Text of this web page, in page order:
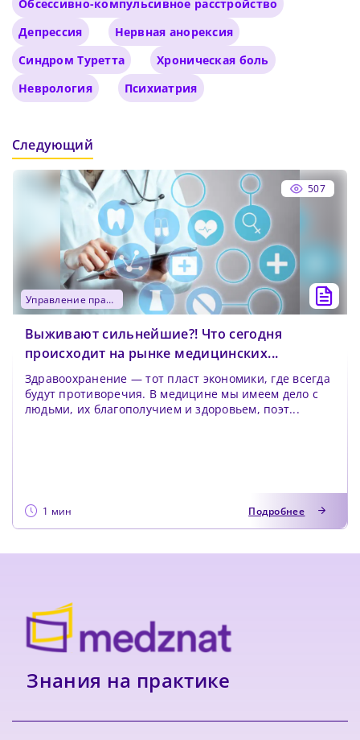
Обсессивно-компульсивное расстройство
Депрессия
Нервная анорексия
Синдром Туретта
Хроническая боль
Неврология
Психиатрия
Следующий
507
управление практикой
Выживают сильнейшие?! Что сегодня
происходит на рынке медицинских...
Здравоохранение — тот пласт экономики, где всегда
будут противоречия. В медицине мы имеем дело с
людьми, их благополучием и здоровьем, поэт...
1 мин Подробнее
Знания на практике